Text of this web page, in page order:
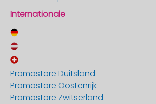
Internationale
Promostore Duitsland
Promostore Oostenrijk
Promostore Zwitserland